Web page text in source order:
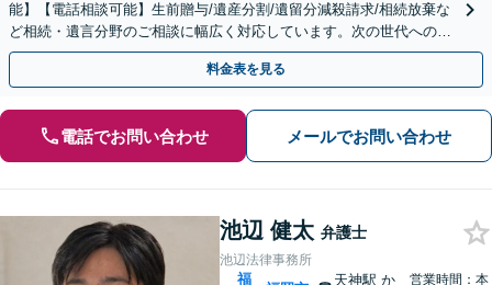
能】【電話相談可能】生前贈与/遺産分割/遺留分減殺請求/相続放棄な
ど相続・遺言分野のご相談に幅広く対応しています。次の世代へのよ
り良いバトンパスをお手伝いさせていただきます。
料金表を見る
電話でお問い合わせ メールでお問い合わせ
池辺 健太 弁護士
池辺法律事務所
福
天神駅 か
営業時間：本